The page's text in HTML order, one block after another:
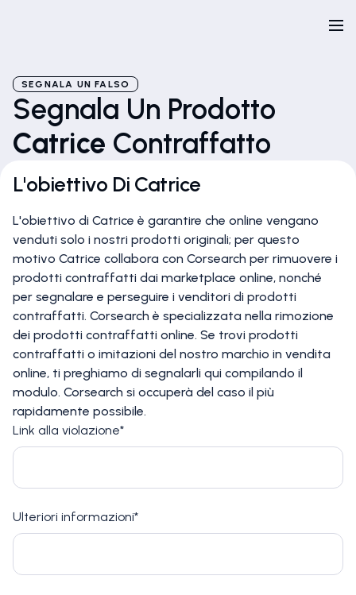
SEGNALA UN FALSO
Segnala Un Prodotto
Catrice Contraffatto
L'obiettivo Di Catrice
L'obiettivo di Catrice è garantire che online vengano
venduti solo i nostri prodotti originali; per questo
motivo Catrice collabora con Corsearch per rimuovere i
prodotti contraffatti dai marketplace online, nonché
per segnalare e perseguire i venditori di prodotti
contraffatti. Corsearch è specializzata nella rimozione
dei prodotti contraffatti online. Se trovi prodotti
contraffatti o imitazioni del nostro marchio in vendita
online, ti preghiamo di segnalarli qui compilando il
modulo. Corsearch si occuperà del caso il più
rapidamente possibile.
Link alla violazione*
Ulteriori informazioni*